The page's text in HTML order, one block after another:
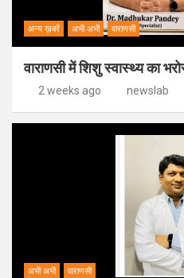
अन्य ख़बरें अभी अभी वाराणसी
वाराणसी में शिशु स्वास्थ्य का
2 weeks ago newslab
अभी अभी वाराणसी